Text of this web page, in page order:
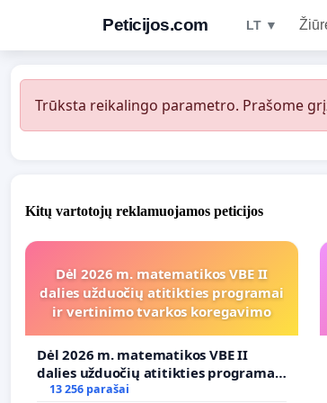
Peticijos.com LT ▼
Trūksta reikalingo parametro. Prašome
Kitų vartotojų reklamuojamos peticijos
Dėl 2026 m. matematikos VBE II
dalies užduočių atitikties programai
ir vertinimo tvarkos koregavimo
Dėl 2026 m. matematikos VBE II
dalies užduočių atitikties programai
ir vertinimo tvarkos koregavimo
13 256 parašai